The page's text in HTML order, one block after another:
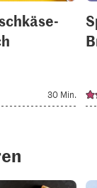
30 Min.